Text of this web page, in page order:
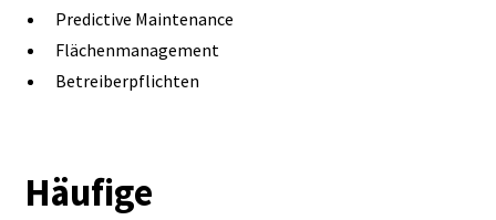
Predictive Maintenance
Flächenmanagement
Betreiberpflichten
Häufige